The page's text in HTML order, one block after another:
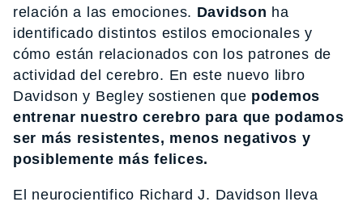
relación a las emociones. Davidson ha
identificado distintos estilos emocionales y
cómo están relacionados con los patrones de
actividad del cerebro. En este nuevo libro
Davidson y Begley sostienen que podemos
entrenar nuestro cerebro para que podamos
ser más resistentes, menos negativos y
posiblemente más felices.
El neurocientifico Richard J. Davidson lleva